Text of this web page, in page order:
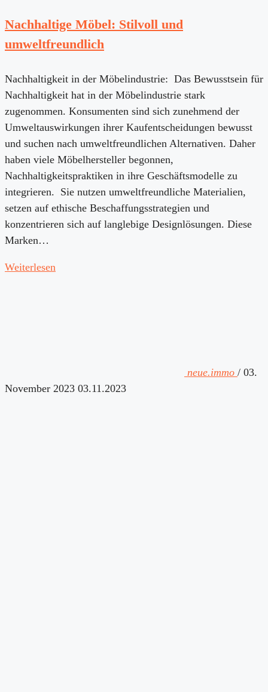
Nachhaltige Möbel: Stilvoll und
umweltfreundlich
Nachhaltigkeit in der Möbelindustrie: Das Bewusstsein für
Nachhaltigkeit hat in der Möbelindustrie stark
zugenommen. Konsumenten sind sich zunehmend der
Umweltauswirkungen ihrer Kaufentscheidungen bewusst
und suchen nach umweltfreundlichen Alternativen. Daher
haben viele Möbelhersteller begonnen,
Nachhaltigkeitspraktiken in ihre Geschäftsmodelle zu
integrieren. Sie nutzen umweltfreundliche Materialien,
setzen auf ethische Beschaffungsstrategien und
konzentrieren sich auf langlebige Designlösungen. Diese
Marken…
Weiterlesen
neue.immo / 03.
November 2023 03.11.2023